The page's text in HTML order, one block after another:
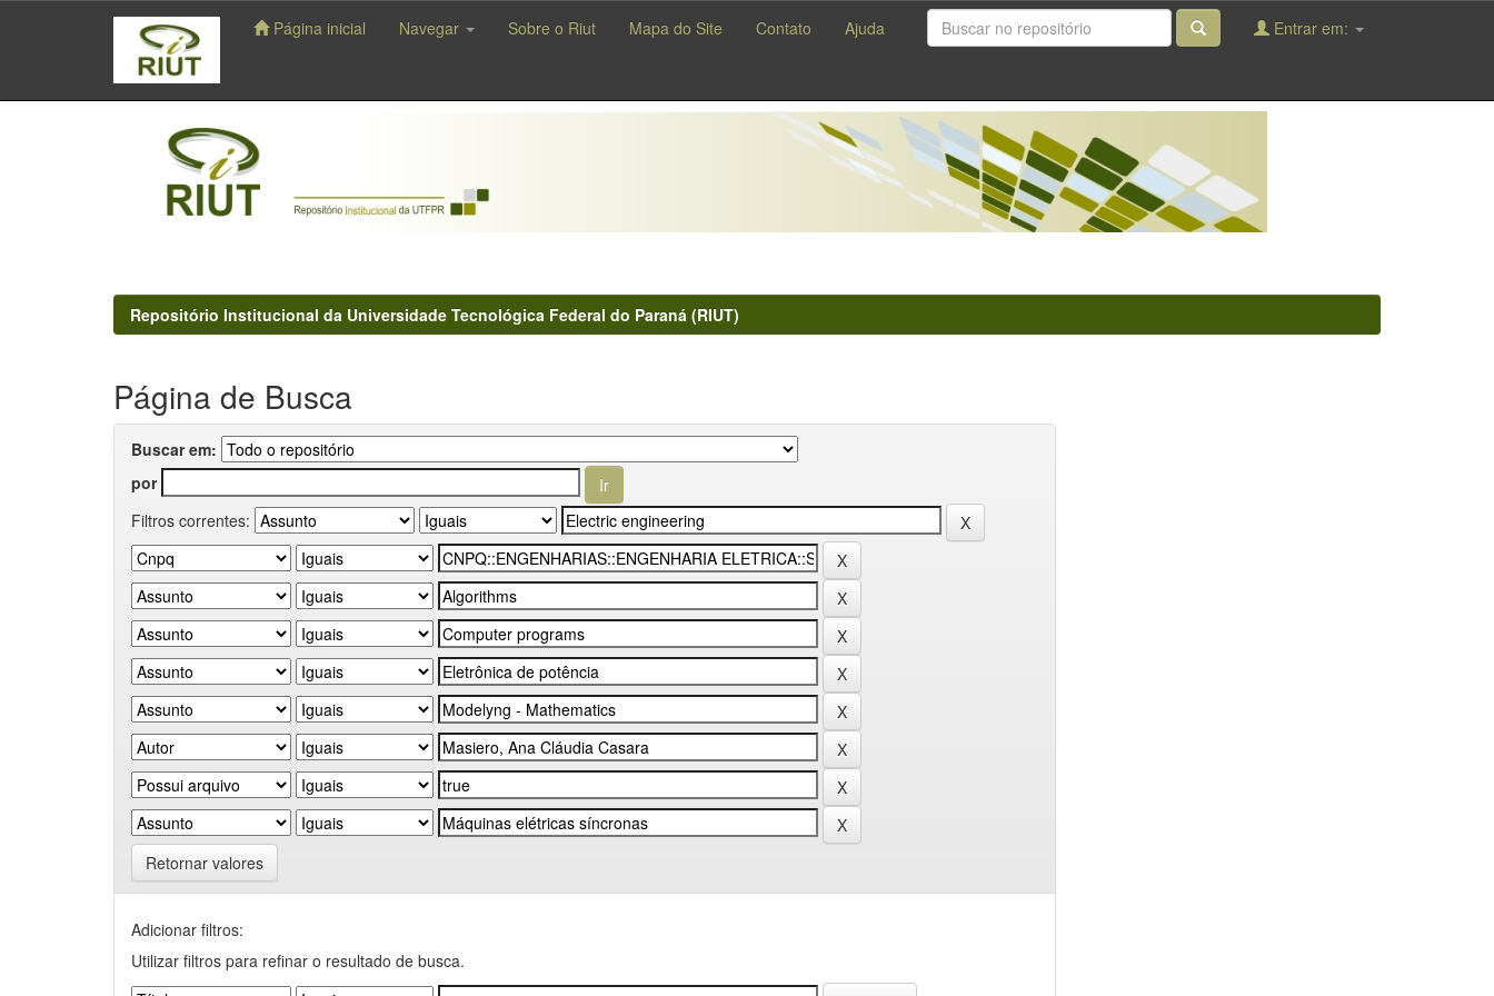
navigation
Página inicial Navegar Sobre o Riut Mapa do Site Contato Ajuda Entrar em:
Repositório Institucional da Universidade Tecnológica Federal do Paraná (RIUT)
Página de Busca
Buscar em:
por
Filtros correntes:
Retornar valores
Adicionar filtros:
Utilizar filtros para refinar o resultado de busca.